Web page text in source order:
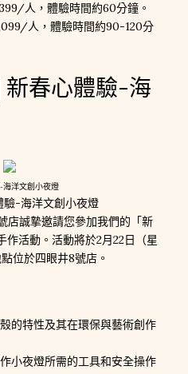
人，體驗時間約60分鐘。
人，體驗時間約90-120分
春心體驗-海
海洋文創小夜燈
-海洋文創小夜燈
店誠摯邀請您參加我們的「新
活動。活動將於2月22日（星
位於四眼井8號店。
的特性及其在環保與藝術創作
小夜燈所需的工具和安全操作